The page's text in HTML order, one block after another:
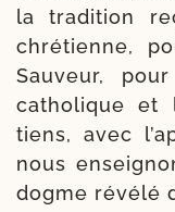
la tra­di­tion
chré­tienne,
Sauveur,
catho­lique et
tiens, avec
nous
dogme révé­lé